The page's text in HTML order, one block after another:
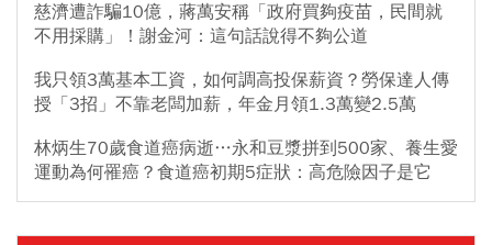
慈濟遭詐騙10億，蔣萬安稱「政府買夠疫苗，民間就
不用採購」！謝金河：這句話說得不夠公道
我只領3萬基本工資，如何調高投保薪資？勞保達人傳
授「3招」不靠老闆加薪，年金月領1.3萬變2.5萬
林炳生70歲食道癌病逝…永和豆漿拼到500家、養生愛
運動為何罹癌？食道癌初期5症狀：高危險因子是它